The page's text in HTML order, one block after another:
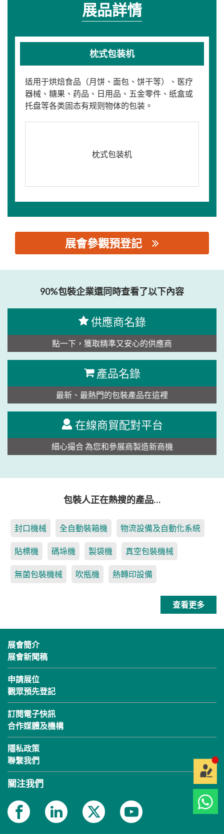
展品詳情
枕式包装机
适用于烘焙食品（月饼、面包、饼干等）、医疗
器械、糖果、药品、日用品、五金零件、纸盒或
托盘等各类固态有规则物体的包装。
枕式包装机
展會參觀預登記
90%包裝企業還同時查看了以下內容
供應商名錄
點一下，獲取精準又安心的供應商
產品名錄
最新、最熱門的包裝產品在這裡
在線商貿配對平台
細心撮合 為您和參展商製造新商機
包裝人正在熱搜的產品…
封口機械 全自動裝箱機 物流設備及自動化系統
貼標機 碼垛機 製袋機 真空包裝機械
無菌包裝機械 吹瓶機 熱轉印設備
查看更多
展會簡介
展會新聞稿
申請展位
觀眾預先登記
訂閱電子快訊
合作媒體及機構
隱私政策
聯繫我們
關注我們